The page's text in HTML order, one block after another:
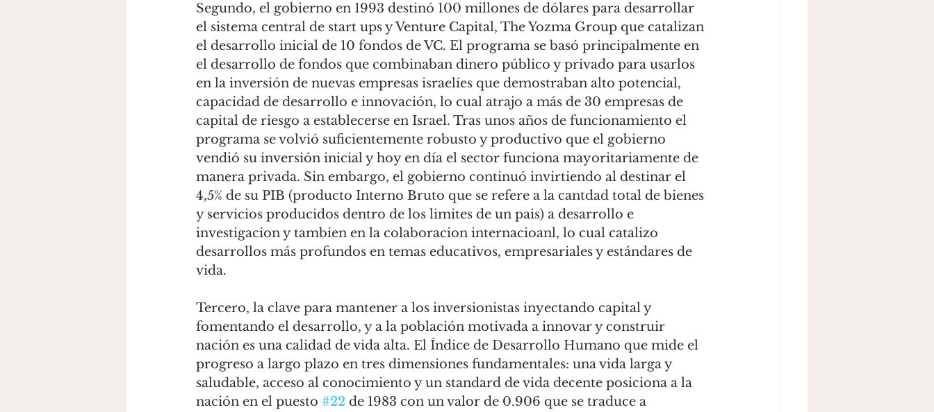
Segundo, el gobierno en 1993 destinó 100 millones de dólares para desarrollar
el sistema central de start ups y Venture Capital, The Yozma Group que catalizan
el desarrollo inicial de 10 fondos de VC. El programa se basó principalmente en
el desarrollo de fondos que combinaban dinero público y privado para usarlos
en la inversión de nuevas empresas israelíes que demostraban alto potencial,
capacidad de desarrollo e innovación, lo cual atrajo a más de 30 empresas de
capital de riesgo a establecerse en Israel. Tras unos años de funcionamiento el
programa se volvió suficientemente robusto y productivo que el gobierno
vendió su inversión inicial y hoy en día el sector funciona mayoritariamente de
manera privada. Sin embargo, el gobierno continuó invirtiendo al destinar el
4,5% de su PIB (producto Interno Bruto que se refere a la cantdad total de bienes
y servicios producidos dentro de los limites de un pais) a desarrollo e
investigacion y tambien en la colaboracion internacioanl, lo cual catalizo
desarrollos más profundos en temas educativos, empresariales y estándares de
vida.
Tercero, la clave para mantener a los inversionistas inyectando capital y
fomentando el desarrollo, y a la población motivada a innovar y construir
nación es una calidad de vida alta. El Índice de Desarrollo Humano que mide el
progreso a largo plazo en tres dimensiones fundamentales: una vida larga y
saludable, acceso al conocimiento y un standard de vida decente posiciona a la
nación en el puesto #22 de 1983 con un valor de 0.906 que se traduce a